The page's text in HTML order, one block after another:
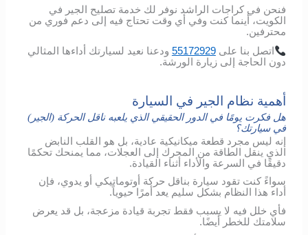
فنحن في كراجات الراشد نوفر لك خدمة تصليح الجير في
الكويت، أينما كنت وفي أي وقت تحتاج فيه إلى دعم فوري من
محترفين.
اتصل بنا على55172929 ودعنا نعيد لسيارتك أداءها
المثالي
دون
الحاجة إلى زيارة الورشة.
أهمية نظام الجير في السيارة
هل فكرت يومًا في الدور الحقيقي الذي يلعبه ناقل الحركة (الجير)
في سيارتك؟
إنه ليس مجرد قطعة ميكانيكية عادية، بل هو القلب النابض
الذي ينقل الطاقة من المحرك إلى العجلات، مما يمنحك تحكمًا
دقيقًا في السرعة والأداء أثناء القيادة.
سواءً كنت تقود سيارة بناقل حركة أوتوماتيكي أو يدوي، فإن
أداء هذا النظام بشكل سليم يعد أمرًا حيوياً.
فأي خلل فيه لا يسبب فقط تجربة قيادة مزعجة، بل قد يعرض
سلامتك للخطر أيضًا.